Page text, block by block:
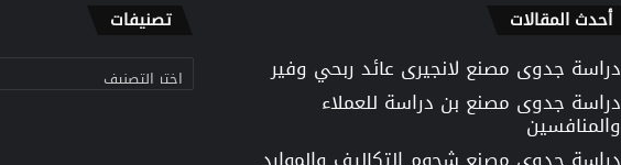
أحدث المقالات
دراسة جدوى مصنع لانجيرى عائد ربحي وفير
دراسة جدوى مصنع بن دراسة للعملاء
والمنافسين
تصنيفات
تصنيفات